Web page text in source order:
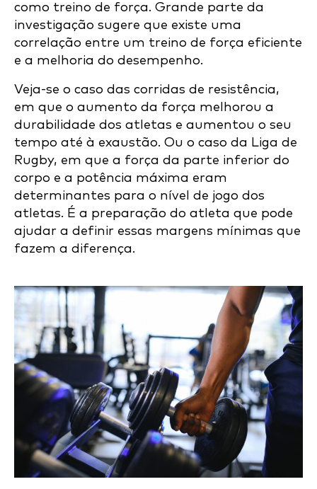
como treino de força. Grande parte da
investigação sugere que existe uma
correlação entre um treino de força eficiente
e a melhoria do desempenho.
Veja-se o caso das corridas de resistência,
em que o aumento da força melhorou a
durabilidade dos atletas e aumentou o seu
tempo até à exaustão. Ou o caso da Liga de
Rugby, em que a força da parte inferior do
corpo e a potência máxima eram
determinantes para o nível de jogo dos
atletas. É a preparação do atleta que pode
ajudar a definir essas margens mínimas que
fazem a diferença.